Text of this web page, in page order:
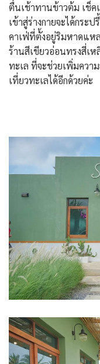
ตื่นเช้าทานข้าวต้ม เช็ค
เข้าสู่ร่างกายจะได้กระ
คาเฟ่ที่ตั้งอยู่ริมหาดแห
ร้านสีเขียวอ่อนทรงสี่เ
ทะเล ที่จะช่วยเพิ่มควา
เที่ยวทะเลได้อีกด้วยค่ะ